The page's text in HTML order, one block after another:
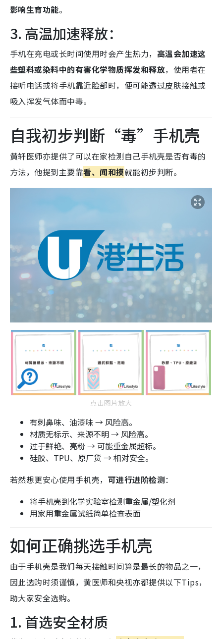
影响生育功能。
3. 高温加速释放：
手机在充电或长时间使用时会产生热力， 高温会加速这
些塑料或染料中的有害化学物质挥发和释放，使用者在
接听电话或将手机靠近脸部时，便可能透过皮肤接触或
吸入挥发气体而中毒。
自我初步判断“毒”手机壳
黄轩医师亦提供了可以在家检测自己手机壳是否有毒的
方法，他提到主要靠看、闻和摸就能初步判断。
点击图片放大
有刺鼻味、油漆味 → 风险高。
材质无标示、来源不明 → 风险高。
过于鲜艳、亮粉 → 可能重金属超标。
硅胶、TPU、原厂货 → 相对安全。
若然想更安心使用手机壳， 可进行进阶检测：
将手机壳到化学实验室检测重金属/塑化剂
用家用重金属试纸简单检查表面
如何正确挑选手机壳
由于手机壳是我们每天接触时间算是最长的物品之一，
因此选购时须谨慎，黄医师和央视亦都提供以下Tips，
助大家安全选购。
1. 首选安全材质